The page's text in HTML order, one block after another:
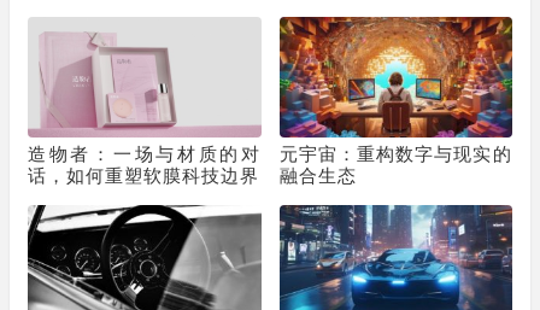
挚荐
造物者：一场与材质的对
话，如何重塑软膜科技边界
元宇宙：重构数字与现实的
融合生态